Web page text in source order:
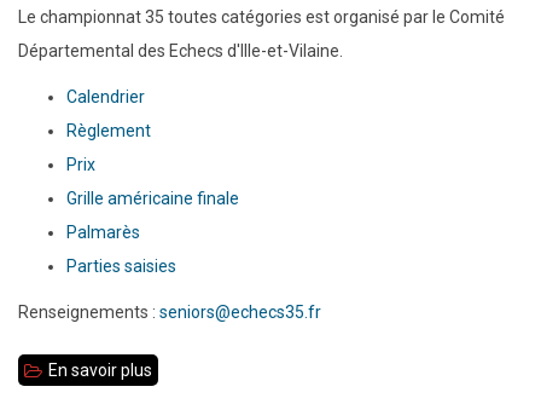
Le championnat 35 toutes catégories est organisé par le Comité
Départemental des Echecs d'Ille-et-Vilaine.
Calendrier
Règlement
Prix
Grille américaine finale
Palmarès
Parties saisies
Renseignements : seniors@echecs35.fr
En savoir plus